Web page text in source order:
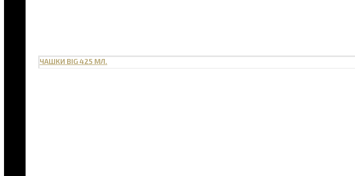
ЧАШКИ BIG 425 МЛ.